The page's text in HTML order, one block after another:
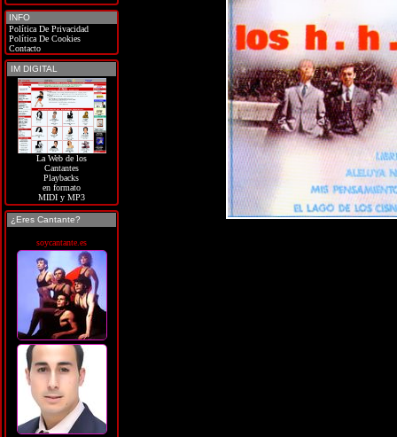
INFO
Política De Privacidad
Política De Cookies
Contacto
IM DIGITAL
La Web de los
Cantantes
Playbacks
en formato
MIDI y MP3
¿Eres Cantante?
soycantante.es